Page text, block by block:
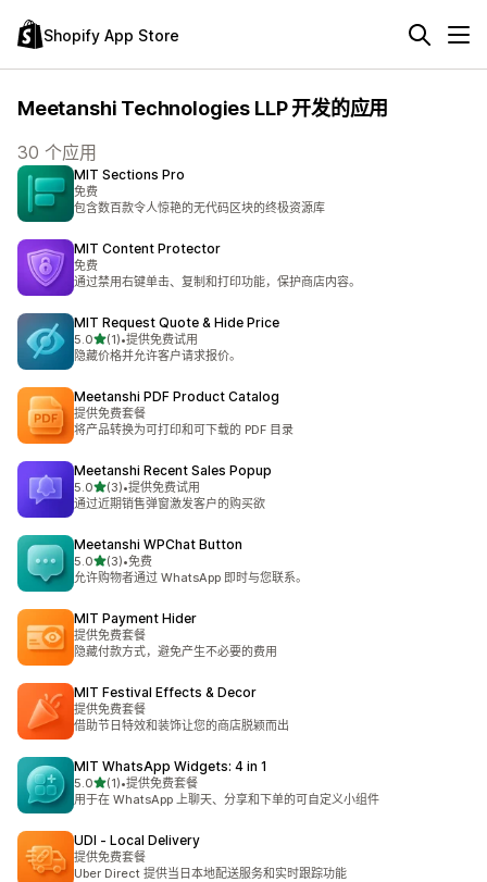
Shopify App Store
Meetanshi Technologies LLP 开发的应用
30 个应用
MIT Sections Pro
免费
包含数百款令人惊艳的无代码区块的终极资源库
MIT Content Protector
免费
通过禁用右键单击、复制和打印功能，保护商店内容。
MIT Request Quote & Hide Price
5.0星（满分 5 星）
(1)
总共 1 条评论
•提供免费试用
隐藏价格并允许客户请求报价。
Meetanshi PDF Product Catalog
提供免费套餐
将产品转换为可打印和可下载的 PDF 目录
Meetanshi Recent Sales Popup
5.0星（满分 5 星）
(3)
总共 3 条评论
•提供免费试用
通过近期销售弹窗激发客户的购买欲
Meetanshi WPChat Button
5.0星（满分 5 星）
(3)
总共 3 条评论
•免费
允许购物者通过 WhatsApp 即时与您联系。
MIT Payment Hider
提供免费套餐
隐藏付款方式，避免产生不必要的费用
MIT Festival Effects & Decor
提供免费套餐
借助节日特效和装饰让您的商店脱颖而出
MIT WhatsApp Widgets: 4 in 1
5.0星（满分 5 星）
(1)
总共 1 条评论
•提供免费套餐
用于在 WhatsApp 上聊天、分享和下单的可自定义小组件
UDI ‑ Local Delivery
提供免费套餐
Uber Direct 提供当日本地配送服务和实时跟踪功能